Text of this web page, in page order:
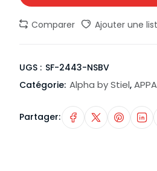
Comparer Ajouter une
UGS : SF-2443-NSBV
Catégorie: Alpha by Stiel,
Partager: